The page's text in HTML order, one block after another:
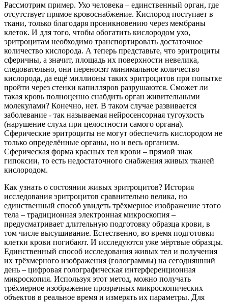
Рассмотрим пример. Ухо человека – единственный орган, где
отсутствует прямое кровоснабжение. Кислород поступает в
ткани, только благодаря проникновению через мембраны
клеток. И для того, чтобы обогатить кислородом ухо,
эритроцитам необходимо транспортировать достаточное
количество кислорода. А теперь представьте, что эритроциты
сферичны, а значит, площадь их поверхности невелика,
следовательно, они переносят минимальное количество
кислорода, да ещё миллионы таких эритроцитов при попытке
пройти через стенки капилляров разрушаются. Сможет ли
такая кровь полноценно снабдить орган живительными
молекулами? Конечно, нет. В таком случае развивается
заболевание - так называемая нейросенсорная тугоухость
(нарушение слуха при целостности самого органа).
Сферические эритроциты не могут обеспечить кислородом не
только определённые органы, но и весь организм.
Сферическая форма красных тел крови – прямой знак
гипоксии, то есть недостаточного снабжения живых тканей
кислородом.
Как узнать о состоянии живых эритроцитов? История
исследования эритроцитов сравнительно велика, но
единственный способ увидеть трёхмерное изображение этого
тела – традиционная электронная микроскопия –
предусматривает длительную подготовку образца крови, в
том числе высушивание. Естественно, во время подготовки
клетки крови погибают. И исследуются уже мёртвые образцы.
Единственный способ исследования живых тел и получения
их трёхмерного изображения (голограммы) на сегодняшний
день – цифровая голографическая интерференционная
микроскопия. Используя этот метод, можно получать
трёхмерное изображение прозрачных микроскопических
объектов в реальное время и измерять их параметры. Для